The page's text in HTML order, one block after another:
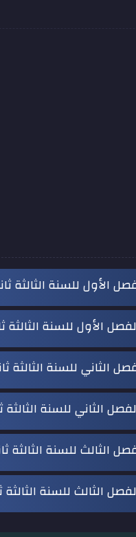
الأول للسنة الثالثة
الأول للسنة الثالثة
الثاني للسنة الثالثة
الثاني للسنة الثالثة
الثالث للسنة الثالثة
الثالث للسنة الثالثة